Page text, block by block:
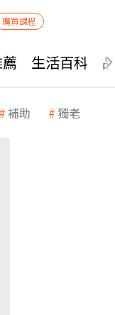
購買課程
生活百科
補助 獨老